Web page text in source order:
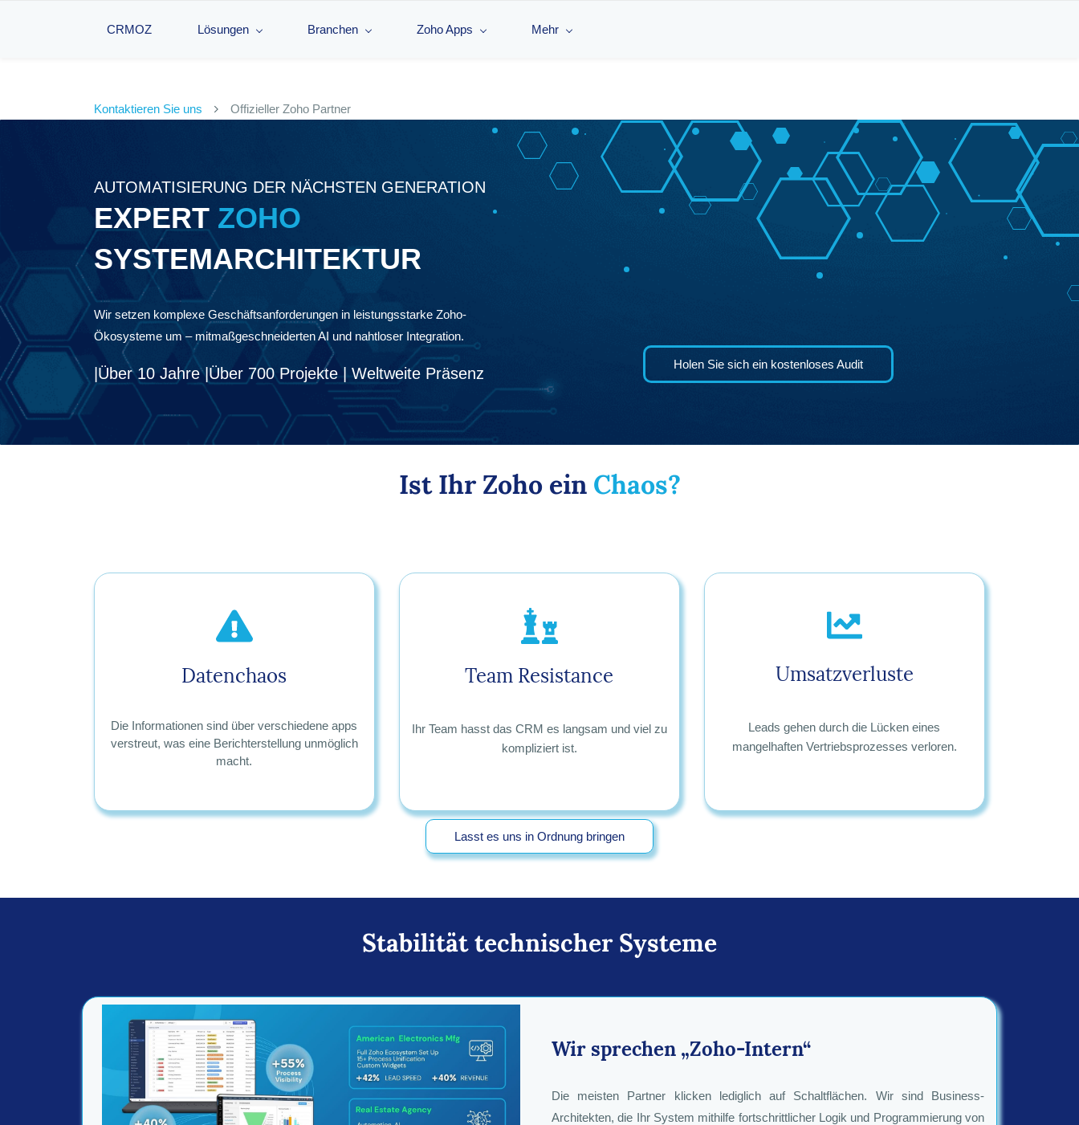
CRMOZ Lösungen Branchen Zoho Apps Mehr
Kontaktieren Sie uns Offizieller Zoho Partner
AUTOMATISIERUNG DER NÄCHSTEN GENERATION
EXPERT ZOHO
​SYSTEMARCHITEKTUR
Wir setzen komplexe Geschäftsanforderungen in leistungsstarke Zoho-
Ökosysteme um – mitmaßgeschneiderten AI und nahtloser Integration.
|Über 10 Jahre | Über 700 Projekte | Weltweite Präsenz
Holen Sie sich ein kostenloses Audit
Ist Ihr Zoho ein Chaos?
Datenchaos
Die Informationen sind über verschiedene apps
verstreut, was eine Berichterstellung unmöglich
macht.
Team Resistance
Ihr Team hasst das CRM es langsam und viel zu
kompliziert ist.
Umsatzverluste
Leads gehen durch die Lücken eines
mangelhaften Vertriebsprozesses verloren.
Lasst es uns in Ordnung bringen
Stabilität technischer Systeme
Wir sprechen „Zoho-Intern“
Die meisten Partner klicken lediglich auf Schaltflächen. Wir sind Business-
Architekten, die Ihr System mithilfe fortschrittlicher Logik und Programmierung von